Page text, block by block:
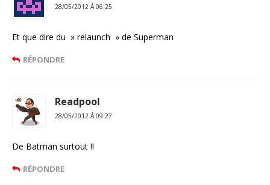
28/05/2012 Á 06:25
Et que dire du » relaunch » de Superman
RÉPONDRE
Readpool
28/05/2012 Á 09:27
De Batman surtout !!
RÉPONDRE